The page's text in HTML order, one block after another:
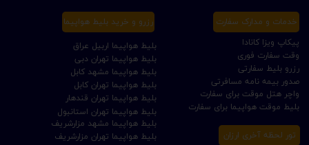
رزرو بلیط سفارتی
پیکاپ ویزا کانادا
بلیط هواپیما تهران کابل
بلیط هواپیما تهران مزارشریف
بلیط هواپیما مشهد کابل
بلیط هواپیما تهران قندهار
بلیط هواپیما مشهد مزارشریف
بلیط موقت هواپیما برای سفارت
واچر هتل موقت برای سفارت
بلیط هواپیما تهران دبی
بلیط هواپیما تهران استانبول
بلیط هواپیما اربیل عراق
صدور بیمه نامه مسافرتی
خدمات و مدارک سفارت رزرو و خرید بلیط هواپیما
تور لحظه آخری ارزان
وقت سفارت فوری